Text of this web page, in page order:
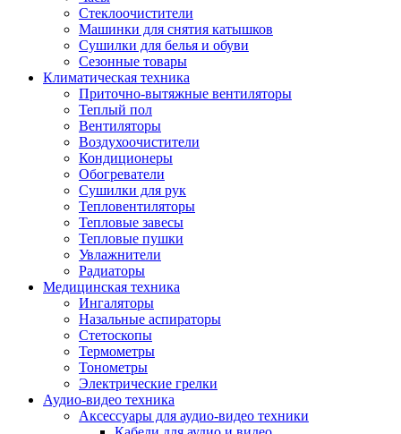
Проекторы
Экраны
Магнитно-маркерные доски
Радиобудильники
Радиоприемники
Саундбары
Системы и компоненты hi-fi
Компоненты hi-fi
Плееры и аксессуары
Плееры
Фото и видеокамеры
Фотоаппараты
Зеркальные фотоаппараты
Экшн-камеры
Аксессуары для фото- видео техники
Штативы
Чехлы и сумки
Другое
Фоторамки
Стеклоочистители
Машинки для снятия катышков
Сушилки для белья и обуви
Сезонные товары
Климатическая техника
Приточно-вытяжные вентиляторы
Теплый пол
Вентиляторы
Воздухоочистители
Кондиционеры
Обогреватели
Сушилки для рук
Тепловентиляторы
Тепловые завесы
Тепловые пушки
Увлажнители
Радиаторы
Медицинская техника
Ингаляторы
Назальные аспираторы
Стетоскопы
Термометры
Тонометры
Электрические грелки
Аудио-видео техника
Аксессуары для аудио-видео техники